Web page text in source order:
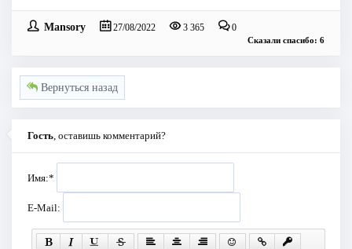
Mansory 27/08/2022 3 365 0
Сказали спасибо: 6
Вернуться назад
Гость , оставишь комментарий?
Имя:*
E-Mail: